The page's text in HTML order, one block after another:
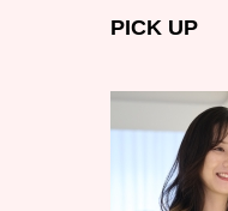
PICK UP